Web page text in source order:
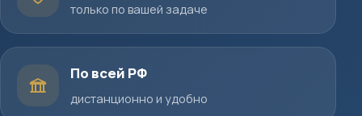
только по вашей задаче
По всей РФ
дистанционно и удобно